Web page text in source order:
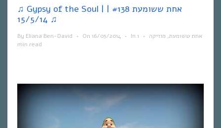
♫ Gypsy of the Soul | אחת ששומעת #138 |
15/5/14 ♫
By Eliana Ben-David • On 16/05/2014 • In אחת ששומעת, מוזיקה •
1
min read